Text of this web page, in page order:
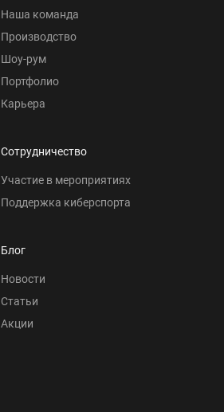
Наша команда
Производство
Шоу-рум
Портфолио
Карьера
Сотрудничество
Участие в мероприятиях
Поддержка киберспорта
Блог
Новости
Статьи
Акции